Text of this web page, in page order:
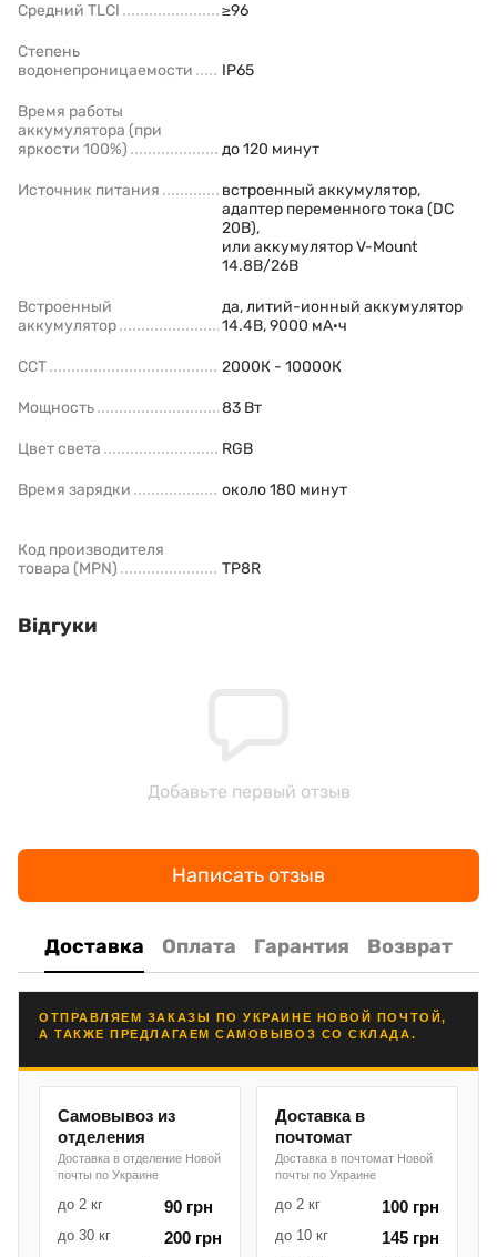
Средний TLCI ≥96
Степень
водонепроницаемости
IP65
Время работы
аккумулятора (при
яркости 100%)
до 120 минут
Источник питания
встроенный аккумулятор,
адаптер переменного тока (DC
20В),
или аккумулятор V-Mount
14.8В/26В
Встроенный
аккумулятор
да, литий-ионный аккумулятор
14.4В, 9000 мА·ч
CCT 2000К - 10000К
Мощность 83 Вт
Цвет света RGB
Время зарядки около 180 минут
Код производителя
товара (MPN)
TP8R
Відгуки
Добавьте первый отзыв
Написать отзыв
Доставка Оплата Гарантия Возврат
ОТПРАВЛЯЕМ ЗАКАЗЫ ПО УКРАИНЕ НОВОЙ ПОЧТОЙ,
А ТАКЖЕ ПРЕДЛАГАЕМ САМОВЫВОЗ СО СКЛАДА.
Самовывоз из
отделения
Доставка в отделение Новой
почты по Украине
до 2 кг 90 грн
до 30 кг 200 грн
Доставка в
почтомат
Доставка в почтомат Новой
почты по Украине
до 2 кг 100 грн
до 10 кг 145 грн